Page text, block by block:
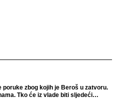
poruke zbog kojih je Beroš u zatvoru.
Tko će iz vlade biti sljedeći